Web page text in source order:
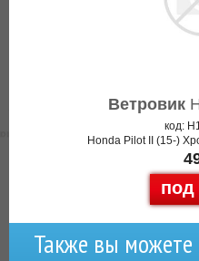
Ветровик
код:
Honda Pilot II (15-)
под
Также вы